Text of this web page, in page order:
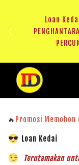
Loan
🔥 Promosi
Loan Kedai
Terutamakan